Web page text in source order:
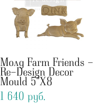
Молд Farm Friends -
Re-Design Decor
Mould 5"X8
1 640 pуб.